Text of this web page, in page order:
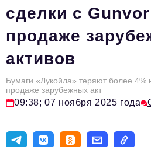
Юридический практикум
Стиль жизни
Туризм
Импортозамещение
ОПК
сделки с
продаже
активов
Бумаги «Лукойла» теряют более
продаже зарубежных акт
09:38; 07 ноября 2025 года